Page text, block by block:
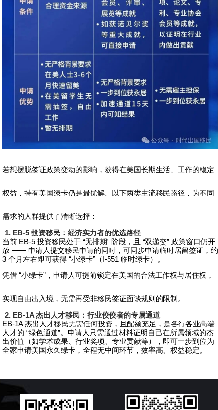
若想摆脱签证政策变动的影响，获得在美国长期生活、工作的稳定
权益，持有美国绿卡仍是最优解。以下两类主流移民路径，为不同
需求的人群提供了清晰选择：
1. EB-5 投资移民：经济实力者的优选路径
当前 EB-5 投资移民处于 “无排期” 阶段，且 “双递交” 政策窗口仍开
放 —— 申请人提交移民申请的同时，可同步申请临时居留签证，约
3 个月左右即可获得 “小绿卡”（I-551 临时绿卡）。
凭借 “小绿卡”，申请人可提前锁定在美国的合法工作权与居住权，
实现自由出入境，无需再受非移民签证面谈规则的限制。
2. EB-1A 杰出人才移民：行业佼佼者的专属通道
EB-1A 杰出人才移民无需任何投资，且配额充足，是各行各业高端
人才的 “绿色通道”。申请人只需通过材料证明自己在所属领域的杰
出价值（如学术成果、行业奖项、专业贡献等），即可一步到位为
全家申请美国永久绿卡，全程无中间环节，效率高、权益稳定。